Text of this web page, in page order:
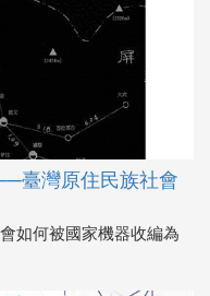
臺灣原住民族社會
如何被國家機器收編為